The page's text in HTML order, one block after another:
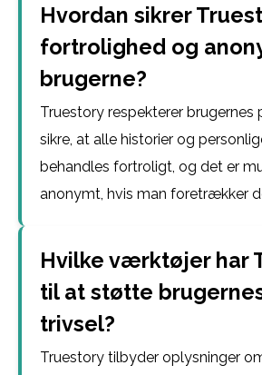
Hvordan sikrer
fortrolighed og
brugerne?
Truestory respekterer brugernes
sikre, at alle historier og
behandles fortroligt, og det er
anonymt, hvis man foretrækker
Hvilke værktøjer har
til at støtte
trivsel?
Truestory tilbyder oplysninger